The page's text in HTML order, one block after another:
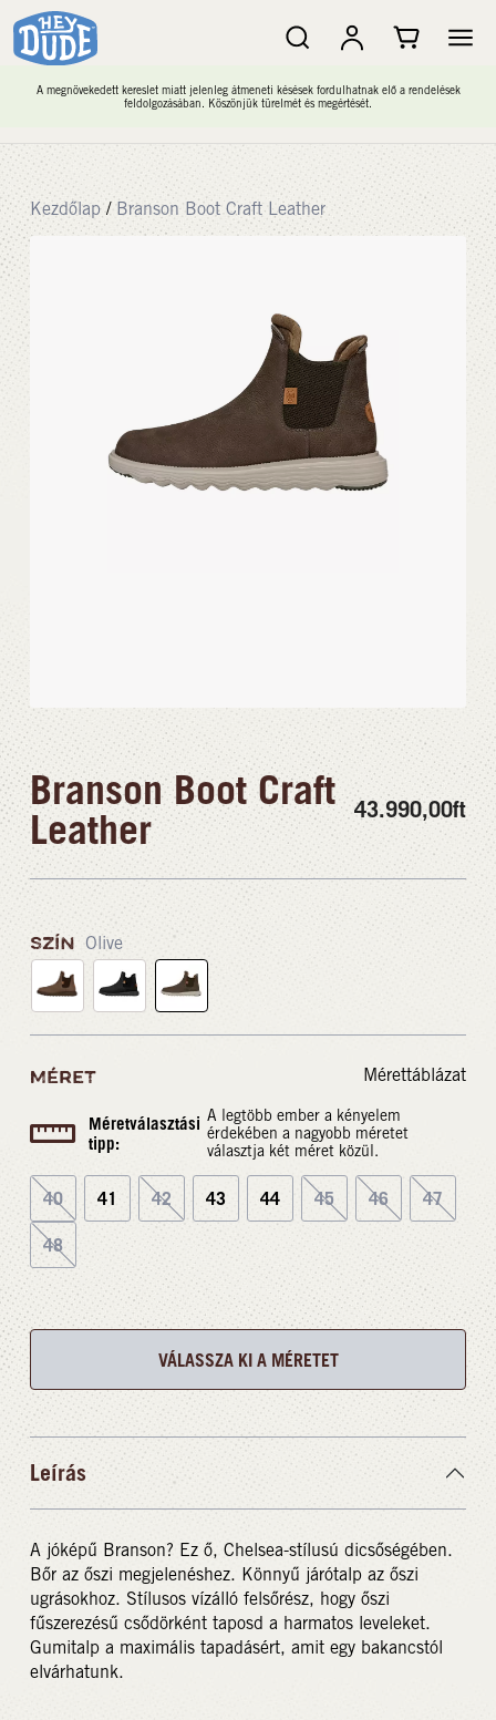
A megnövekedett kereslet miatt jelenleg átmeneti késések fordulhatnak elő a rendelések
feldolgozásában. Köszönjük türelmét és megértését.
Kezdőlap / Branson Boot Craft Leather
Branson Boot Craft
Leather
43.990,00ft
SZÍN Olive
MÉRET Mérettáblázat
Méretválasztási
tipp:
A legtöbb ember a kényelem
érdekében a nagyobb méretet
választja két méret közül.
40 41 42 43 44 45 46 47
48
VÁLASSZA KI A MÉRETET
Leírás
A jóképű Branson? Ez ő, Chelsea-stílusú dicsőségében.
Bőr az őszi megjelenéshez. Könnyű járótalp az őszi
ugrásokhoz. Stílusos vízálló felsőrész, hogy őszi
fűszerezésű csődörként taposd a harmatos leveleket.
Gumitalp a maximális tapadásért, amit egy bakancstól
elvárhatunk.